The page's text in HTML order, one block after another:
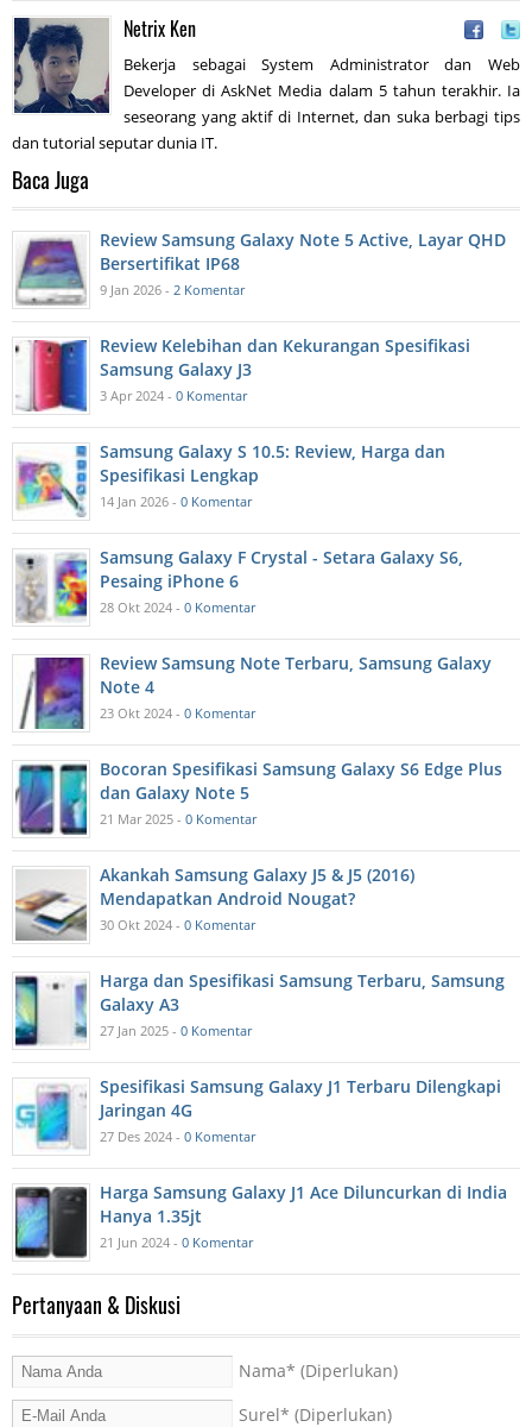
Netrix Ken
Bekerja sebagai System Administrator dan Web
Developer di AskNet Media dalam 5 tahun terakhir. Ia
seseorang yang aktif di Internet, dan suka berbagi tips
dan tutorial seputar dunia IT.
Baca Juga
Review Samsung Galaxy Note 5 Active, Layar QHD
Bersertifikat IP68
9 Jan 2026 - 2 Komentar
Review Kelebihan dan Kekurangan Spesifikasi
Samsung Galaxy J3
3 Apr 2024 - 0 Komentar
Samsung Galaxy S 10.5: Review, Harga dan
Spesifikasi Lengkap
14 Jan 2026 - 0 Komentar
Samsung Galaxy F Crystal - Setara Galaxy S6,
Pesaing iPhone 6
28 Okt 2024 - 0 Komentar
Review Samsung Note Terbaru, Samsung Galaxy
Note 4
23 Okt 2024 - 0 Komentar
Bocoran Spesifikasi Samsung Galaxy S6 Edge Plus
dan Galaxy Note 5
21 Mar 2025 - 0 Komentar
Akankah Samsung Galaxy J5 & J5 (2016)
Mendapatkan Android Nougat?
30 Okt 2024 - 0 Komentar
Harga dan Spesifikasi Samsung Terbaru, Samsung
Galaxy A3
27 Jan 2025 - 0 Komentar
Spesifikasi Samsung Galaxy J1 Terbaru Dilengkapi
Jaringan 4G
27 Des 2024 - 0 Komentar
Harga Samsung Galaxy J1 Ace Diluncurkan di India
Hanya 1.35jt
21 Jun 2024 - 0 Komentar
Pertanyaan & Diskusi
Nama* (Diperlukan)
Surel* (Diperlukan)